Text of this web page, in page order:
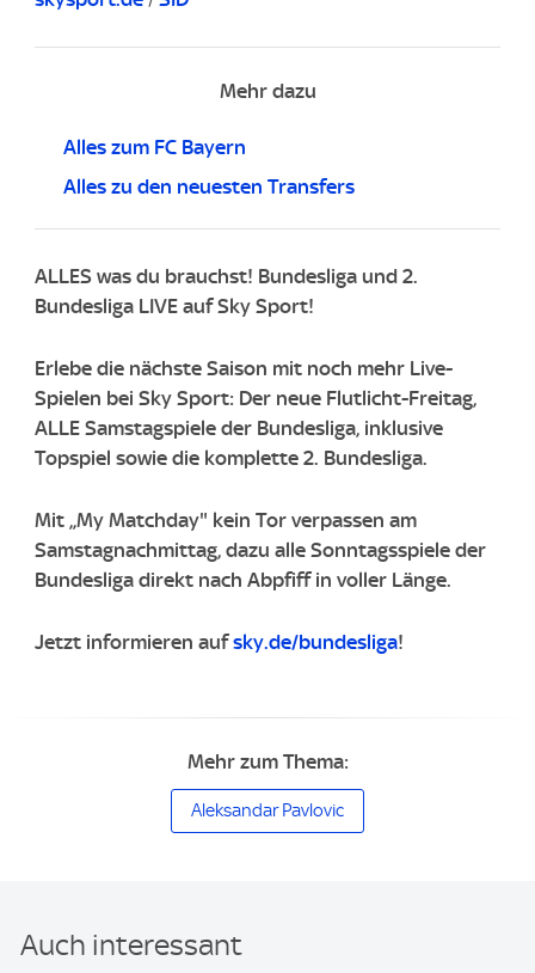
Mehr dazu
Alles zum FC Bayern
Alles zu den neuesten Transfers
ALLES was du brauchst! Bundesliga und 2.
Bundesliga LIVE auf Sky Sport!
Erlebe die nächste Saison mit noch mehr Live-
Spielen bei Sky Sport: Der neue Flutlicht-Freitag,
ALLE Samstagspiele der Bundesliga, inklusive
Topspiel sowie die komplette 2. Bundesliga.
Mit „My Matchday" kein Tor verpassen am
Samstagnachmittag, dazu alle Sonntagsspiele der
Bundesliga direkt nach Abpfiff in voller Länge.
Jetzt informieren aufsky.de/bundesliga!
Mehr zum Thema:
Aleksandar Pavlovic
Auch interessant